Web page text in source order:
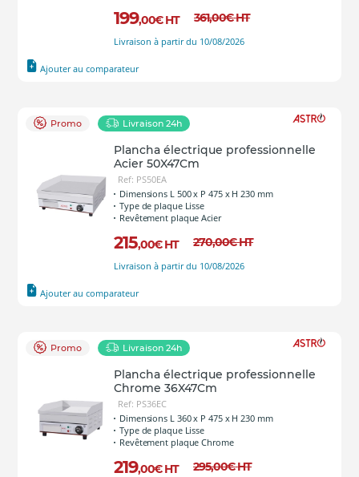
199,00€ HT 361,00€HT
Livraison à partir du 10/08/2026
Ajouter au comparateur
Promo Livraison 24h
Plancha électrique professionnelle
Acier 50X47Cm
Ref: PS50EA
Dimensions L 500 x P 475 x H 230 mm
Type de plaque Lisse
Revêtement plaque Acier
215,00€ HT 270,00€HT
Livraison à partir du 10/08/2026
Ajouter au comparateur
Promo Livraison 24h
Plancha électrique professionnelle
Chrome 36X47Cm
Ref: PS36EC
Dimensions L 360 x P 475 x H 230 mm
Type de plaque Lisse
Revêtement plaque Chrome
219,00€ HT 295,00€HT